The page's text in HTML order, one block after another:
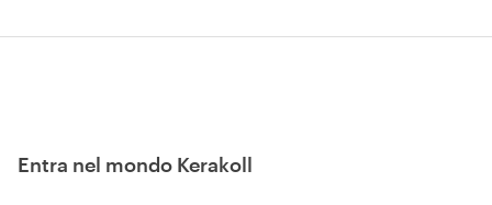
cromatica, per una massima
Entra nel mondo Kerakoll